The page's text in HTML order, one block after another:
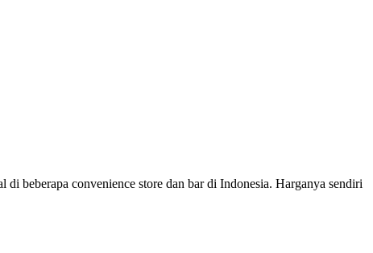
beberapa convenience store dan bar di Indonesia. Harganya sendiri